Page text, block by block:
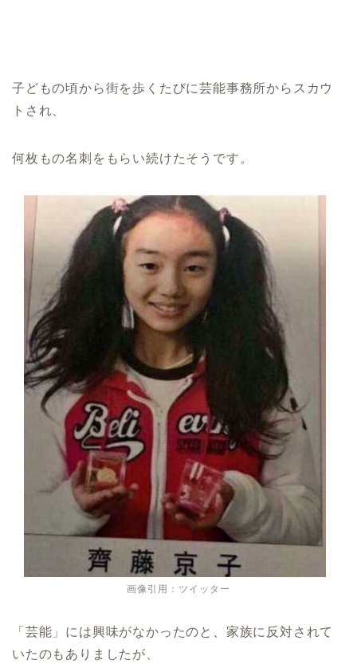
子どもの頃から街を歩くたびに芸能事務所からスカウ
トされ、
何枚もの名刺をもらい続けたそうです。
画像引用：ツイッター
「芸能」には興味がなかったのと、家族に反対されて
いたのもありましたが、